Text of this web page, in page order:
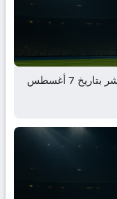
مباراة وولفرهامبتون و بورت فيل بث مباشر بتاريخ 7 أغسطس